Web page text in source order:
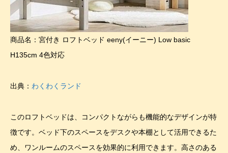
商品名：宮付き ロフトベッド eeny(イーニー) Low basic
H135cm 4色対応
出典： わくわくランド
このロフトベッドは、コンパクトながらも機能的なデザインが特
徴です。ベッド下のスペースをデスクや本棚として活用できるた
め、ワンルームのスペースを効果的に利用できます。高さのある